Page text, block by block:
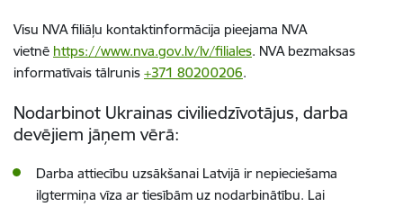
Visu NVA filiāļu kontaktinformācija pieejama NVA
vietnē https://www.nva.gov.lv/lv/filiales. NVA bezmaksas
informatīvais tālrunis +371 80200206.
Nodarbinot Ukrainas civiliedzīvotājus, darba
devējiem jāņem vērā:
Darba attiecību uzsākšanai Latvijā ir nepieciešama
ilgtermiņa vīza ar tiesībām uz nodarbinātību. Lai